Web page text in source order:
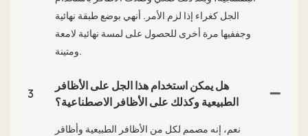
الجل كغراء إذا لزم الأمر. أنهي بوضع طبقة نهائية
وجففيها مرة أخرى للحصول على لمسة نهائية لامعة
ومتينة.
3
هل يمكن استخدام هذا الجل على الأظافر
الطبيعية وكذلك على الأظافر الاصطناعية؟
نعم، إنه مصمم لكل من الأظافر الطبيعية وأظافر